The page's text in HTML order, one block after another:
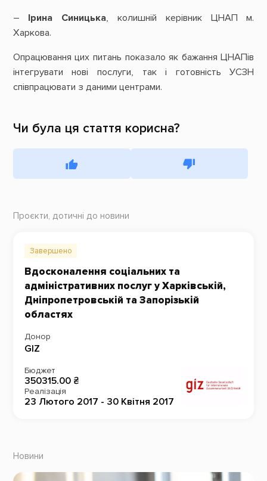
– Ірина Синицька, колишній керівник ЦНАП м.
Харкова.
Опрацювання цих питань показало як бажання ЦНАПів
інтегрувати нові послуги, так і готовність УСЗН
співпрацювати з даними центрами.
Чи була ця стаття корисна?
Проєкти, дотичні до новини
Завершено
Вдосконалення соціальних та
адміністративних послуг у Харківській,
Дніпропетровській та Запорізькій
областях
Донор
GIZ
Бюджет
350315.00 ₴
Реалізація
23 Лютого 2017 - 30 Квітня 2017
Новини